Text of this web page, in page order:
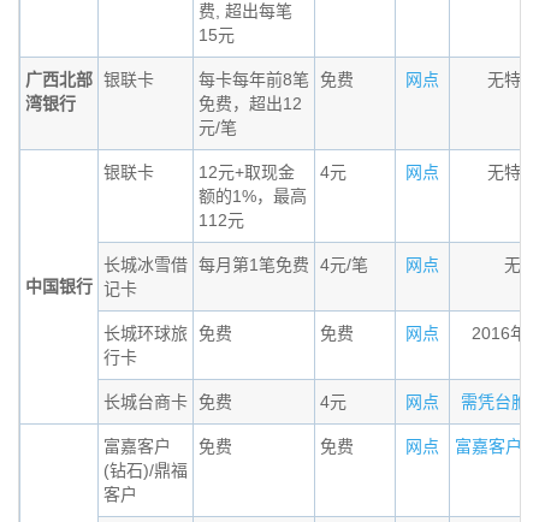
费, 超出每笔
15元
广西北部
湾银行
银联卡
每卡每年前8笔
免费，超出12
元/笔
免费 网点 无特
中国银行
银联卡
12元+取现金
额的1%，最高
112元
4元 网点 无特
长城冰雪借
记卡
每月第1笔免费 4元/笔 网点 无
长城环球旅
行卡
免费 免费 网点 2016年
长城台商卡 免费 4元 网点 需凭台胞
富嘉客户
(钻石)/鼎福
客户
免费 免费 网点 富嘉客户